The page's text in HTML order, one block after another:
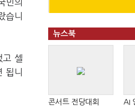
민의
습니
고 셀
됩니
뉴스북
콘서트 전당대회 AI